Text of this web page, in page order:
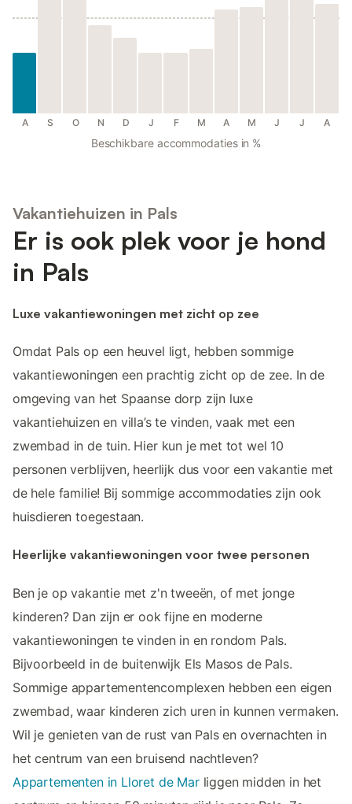
A S O N D J F M A M J J A
Beschikbare accommodaties in %
Vakantiehuizen in Pals
Er is ook plek voor je hond
in Pals
Luxe vakantiewoningen met zicht op zee
Omdat Pals op een heuvel ligt, hebben sommige
vakantiewoningen een prachtig zicht op de zee. In de
omgeving van het Spaanse dorp zijn luxe
vakantiehuizen en villa’s te vinden, vaak met een
zwembad in de tuin. Hier kun je met tot wel 10
personen verblijven, heerlijk dus voor een vakantie met
de hele familie! Bij sommige accommodaties zijn ook
huisdieren toegestaan.
Heerlijke vakantiewoningen voor twee personen
Ben je op vakantie met z'n tweeën, of met jonge
kinderen? Dan zijn er ook fijne en moderne
vakantiewoningen te vinden in en rondom Pals.
Bijvoorbeeld in de buitenwijk Els Masos de Pals.
Sommige appartementencomplexen hebben een eigen
zwembad, waar kinderen zich uren in kunnen vermaken.
Wil je genieten van de rust van Pals en overnachten in
het centrum van een bruisend nachtleven?
Appartementen in Lloret de Marliggen midden in het